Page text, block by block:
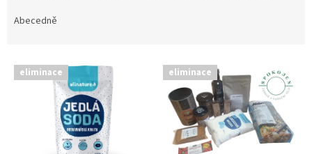
p
Abecedně
V eliminace eliminace